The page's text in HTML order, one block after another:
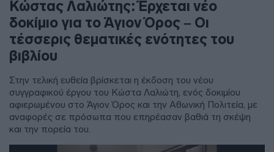
Κώστας Λαλιώτης: Έρχεται νέο
δοκίμιο για το Άγιον Όρος – Οι
τέσσερις θεματικές ενότητες του
βιβλίου
Στην τελική ευθεία βρίσκεται η έκδοση του νέου
συγγραφικού έργου του Κώστα Λαλιώτη, ενός δοκιμίου
αφιερωμένου στο Άγιον Όρος και την Αθωνική Πολιτεία, με
αναφορές σε πρόσωπα που επηρέασαν βαθιά τη σκέψη
και την πορεία του.